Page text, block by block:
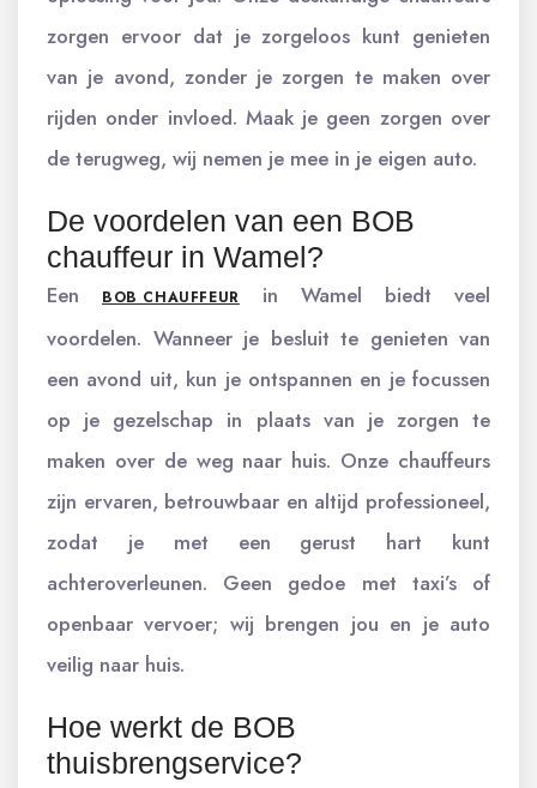
zorgen ervoor dat je zorgeloos kunt genieten
van je avond, zonder je zorgen te maken over
rijden onder invloed. Maak je geen zorgen over
de terugweg, wij nemen je mee in je eigen auto.
De voordelen van een BOB
chauffeur in Wamel?
Een BOB CHAUFFEUR
in Wamel biedt veel
voordelen. Wanneer je besluit te genieten van
een avond uit, kun je ontspannen en je focussen
op je gezelschap in plaats van je zorgen te
maken over de weg naar huis. Onze chauffeurs
zijn ervaren, betrouwbaar en altijd professioneel,
zodat je met een gerust hart kunt
achteroverleunen. Geen gedoe met taxi’s of
openbaar vervoer; wij brengen jou en je auto
veilig naar huis.
Hoe werkt de BOB
thuisbrengservice?